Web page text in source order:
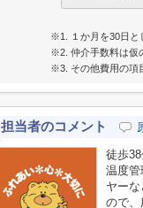
※1. １か月を30日と
※2. 仲介手数料は仮
※3. その他費用の項
担当者のコメント
徒歩
温度管
ヤー
ので、